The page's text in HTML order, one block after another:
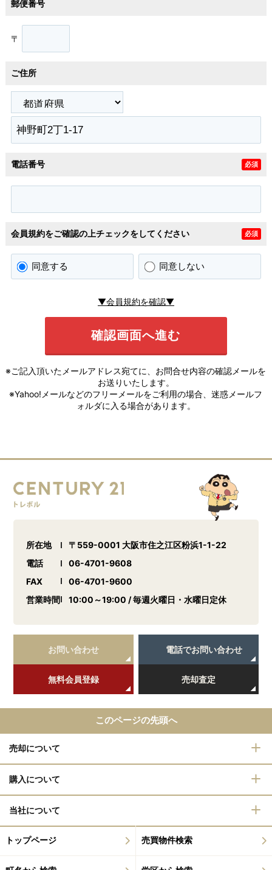
郵便番号
〒
ご住所
電話番号 必須
会員規約をご確認の上チェックをしてください 必須
同意する 同意しない
▼会員規約を確認▼
※ご記入頂いたメールアドレス宛てに、お問合せ内容の確認メールを
お送りいたします。
※Yahoo!メールなどのフリーメールをご利用の場合、迷惑メールフ
ォルダに入る場合があります。
所在地
〒559-0001 大阪市住之江区粉浜1-1-22
電話
06-4701-9608
FAX
06-4701-9600
営業時間
10:00～19:00 / 毎週火曜日・水曜日定休
お問い合わせ 電話でお問い合わせ
無料会員登録 売却査定
このページの先頭へ
売却について
購入について
当社について
トップページ 売買物件検索